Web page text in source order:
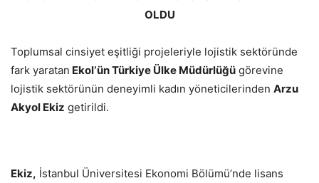
OLDU
Toplumsal cinsiyet eşitliği projeleriyle lojistik sektöründe
fark yaratan Ekol‘ün Türkiye Ülke Müdürlüğü görevine
lojistik sektörünün deneyimli kadın yöneticilerinden Arzu
Akyol Ekiz getirildi.
Ekiz, İstanbul Üniversitesi Ekonomi Bölümü’nde lisans